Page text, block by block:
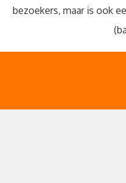
bezoekers, maar is ook